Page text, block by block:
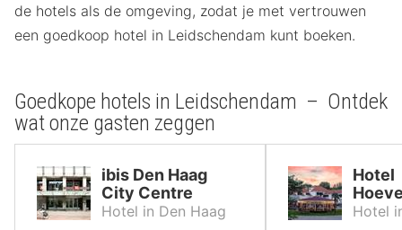
de hotels als de omgeving, zodat je met vertrouwen
een goedkoop hotel in Leidschendam kunt boeken.
Goedkope hotels in Leidschendam – Ontdek
wat onze gasten zeggen
ibis Den Haag
City Centre
Hotel in Den Haag
Hotel
Hotel